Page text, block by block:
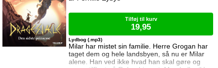
Milar har mistet sin familie. Herre Grogan har
taget dem og hele landsbyen, så nu er Milar
alene. Han ved ikke hvad han skal gøre og
Lydbog (.mp3)
Tilføj til kurv
19,95